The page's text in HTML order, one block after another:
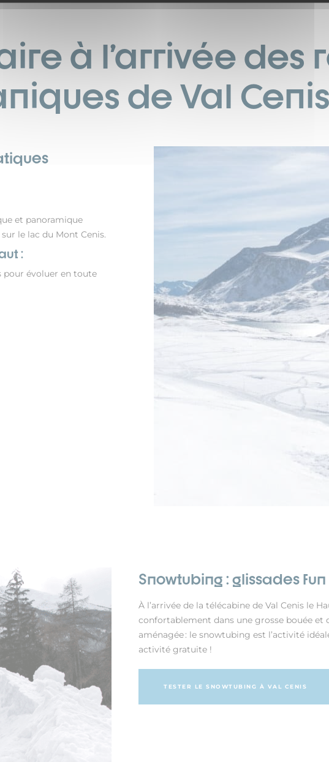
à l’arrivée des
de Val
et panoramique
le lac du Mont Cenis.
:
pour évoluer en toute
Snowtubing : glissades
À l’arrivée de la télécabine de Val Cenis le
confortablement dans une grosse bouée et
aménagée : le snowtubing est l’activité
activité gratuite !
TESTER LE SNOWTUBING À VAL CENIS